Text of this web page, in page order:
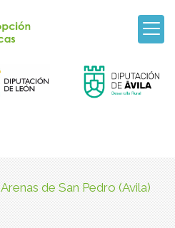
Arenas de San Pedro (Avila)